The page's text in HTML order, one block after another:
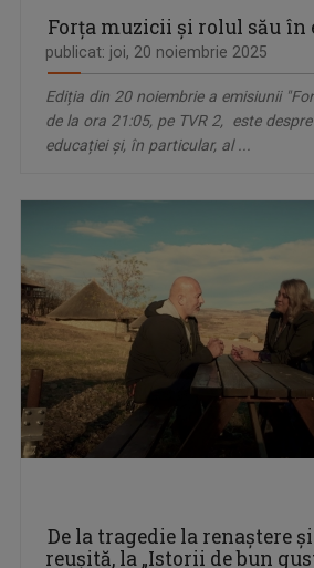
Forța muzicii și rolul său în
publicat: joi, 20 noiembrie 2025
Ediția din 20 noiembrie a emisiunii
de la ora 21:05, pe TVR 2, este
educației și, în particular, al ...
De la tragedie la renaștere
reușită, la „Istorii de bun